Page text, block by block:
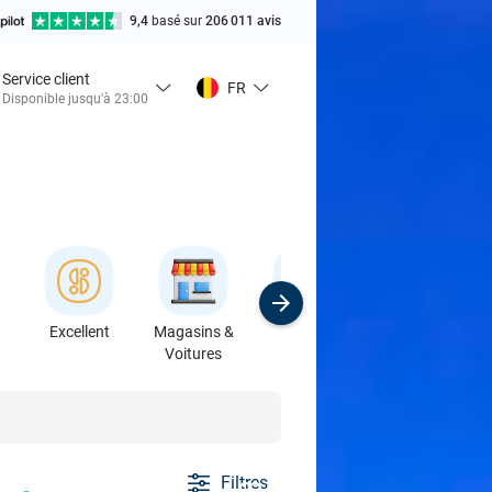
9,4 basé sur 206 011 avis
Service client
Disponible jusqu'à 23:00
FR
Excellent
Magasins &
Voitures
Sport
Filtres